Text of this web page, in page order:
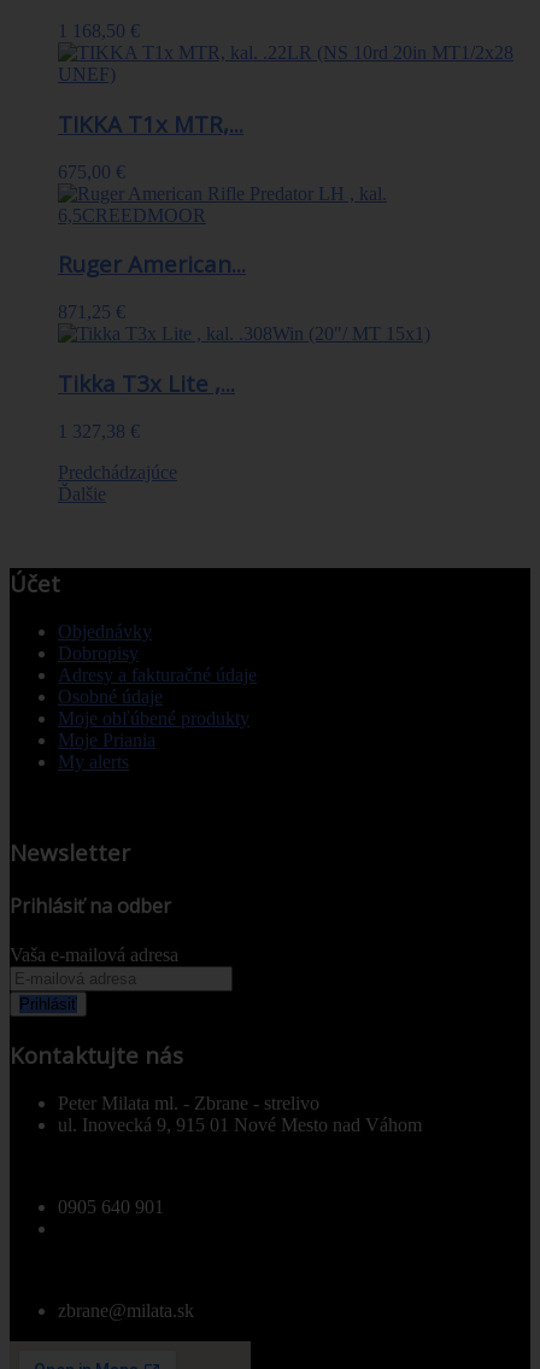
1 168,50 €
TIKKA T1x MTR,...
675,00 €
Ruger American...
871,25 €
Tikka T3x Lite ,...
1 327,38 €
Predchádzajúce
Ďalšie
Účet
Objednávky
Dobropisy
Adresy a fakturačné údaje
Osobné údaje
Moje obľúbené produkty
Moje Priania
My alerts
Newsletter
Prihlásiť na odber
Vaša e-mailová adresa
Prihlásiť
Kontaktujte nás
Peter Milata ml. - Zbrane - strelivo
ul. Inovecká 9, 915 01 Nové Mesto nad Váhom
0905 640 901
zbrane@milata.sk